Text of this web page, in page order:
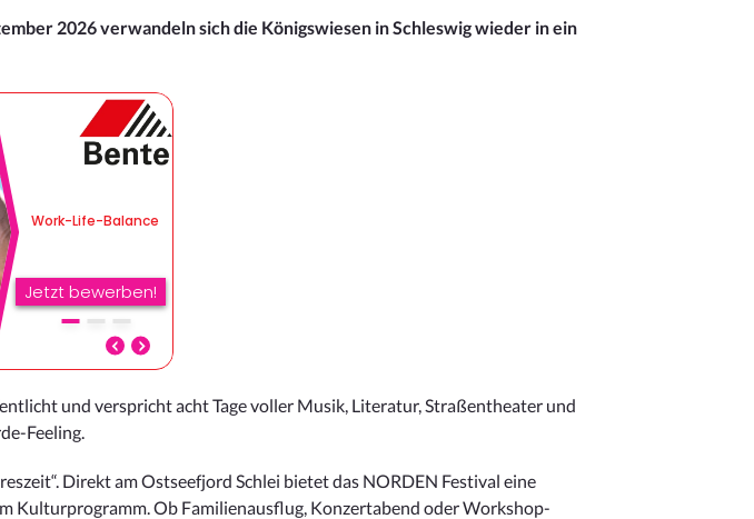
2026 verwandeln sich die Königswiesen in Schleswig wieder in ein
und verspricht acht Tage voller Musik, Literatur, Straßentheater und
Feeling.
Direkt am Ostseefjord Schlei bietet das NORDEN Festival eine
Kulturprogramm. Ob Familienausflug, Konzertabend oder Workshop-